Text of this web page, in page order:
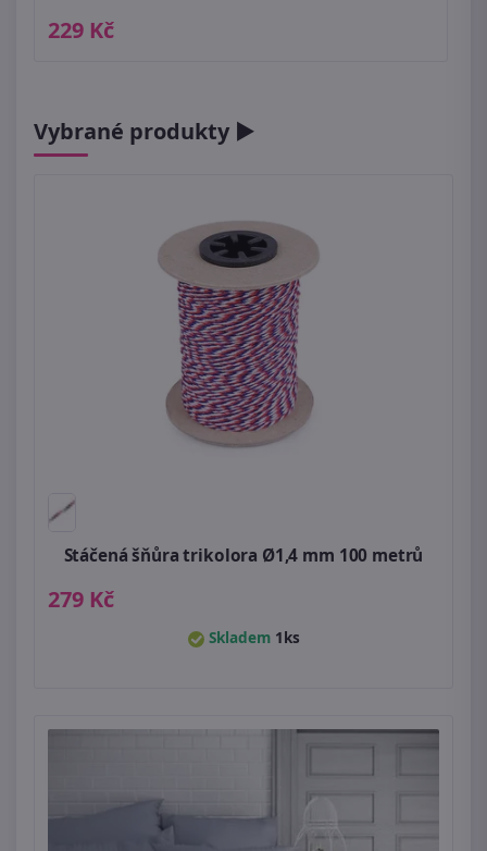
229 Kč
Vybrané produkty ►
Stáčená šňůra trikolora Ø1,4 mm 100 metrů
279 Kč
Skladem 1ks